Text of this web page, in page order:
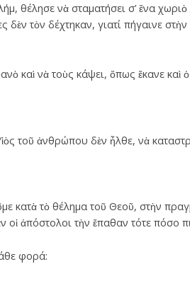
θέλησε νὰ σταματήσει σ’ ἕνα
δὲν τὸν δέχτηκαν, γιατί πήγαινε
καὶ νὰ τοὺς κάψει, ὅπως ἔκανε καὶ
τοῦ ἀνθρώπου δὲν ἦλθε, νὰ
κατὰ τὸ θέλημα τοῦ Θεοῦ, στὴν
οἱ ἀπόστολοι τὴν ἔπαθαν τότε πόσο
φορά: